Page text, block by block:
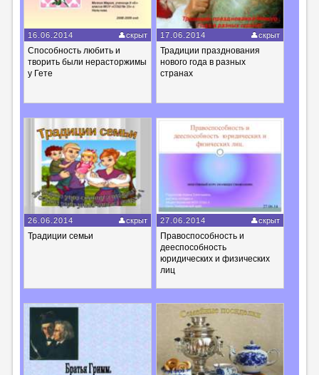
16.06.2014 скрыт
Способность любить и
творить были нерасторжимы
у Гете
17.06.2014 скрыт
Традиции празднования
нового года в разных
странах
26.06.2014 скрыт
Традиции семьи
27.06.2014 скрыт
Правоспособность и
дееспособность
юридических и физических
лиц